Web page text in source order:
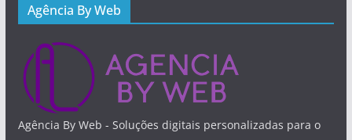
Agência By Web
Agência By Web - Soluções digitais personalizadas para o